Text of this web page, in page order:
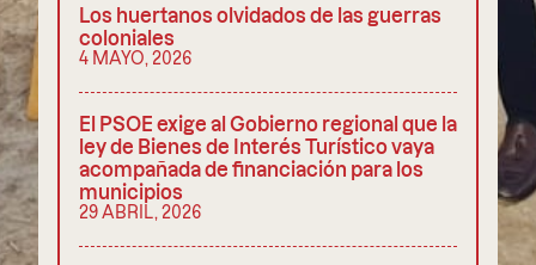
Los huertanos olvidados de las guerras
coloniales
4 MAYO, 2026
El PSOE exige al Gobierno regional que la
ley de Bienes de Interés Turístico vaya
acompañada de financiación para los
municipios
29 ABRIL, 2026